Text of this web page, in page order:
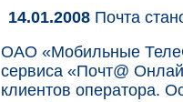
14.01.2008 Почта
ОАО «Мобильные
сервиса «Почт@
клиентов оператора.